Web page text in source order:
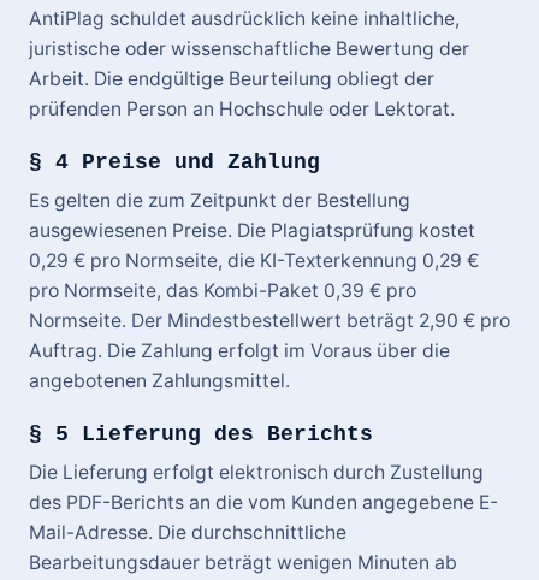
AntiPlag schuldet ausdrücklich keine inhaltliche,
juristische oder wissenschaftliche Bewertung der
Arbeit. Die endgültige Beurteilung obliegt der
prüfenden Person an Hochschule oder Lektorat.
§ 4 Preise und Zahlung
Es gelten die zum Zeitpunkt der Bestellung
ausgewiesenen Preise. Die Plagiatsprüfung kostet
0,29 € pro Normseite, die KI-Texterkennung 0,29 €
pro Normseite, das Kombi-Paket 0,39 € pro
Normseite. Der Mindestbestellwert beträgt 2,90 € pro
Auftrag. Die Zahlung erfolgt im Voraus über die
angebotenen Zahlungsmittel.
§ 5 Lieferung des Berichts
Die Lieferung erfolgt elektronisch durch Zustellung
des PDF-Berichts an die vom Kunden angegebene E-
Mail-Adresse. Die durchschnittliche
Bearbeitungsdauer beträgt wenigen Minuten ab